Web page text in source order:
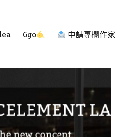
6go 申請專欄作家